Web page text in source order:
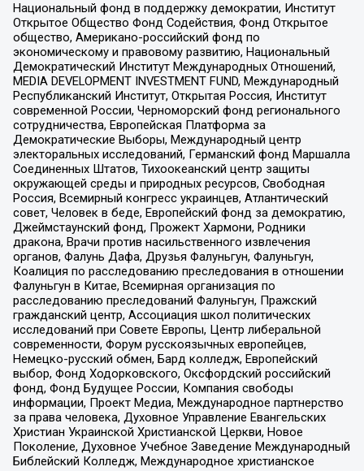
Национальный фонд в поддержку демократии, Институт
Открытое Общество Фонд Содействия, Фонд Открытое
общество, Американо-российский фонд по
экономическому и правовому развитию, Национальный
Демократический Институт Международных Отношений,
MEDIA DEVELOPMENT INVESTMENT FUND, Международный
Республиканский Институт, Открытая Россия, Институт
современной России, Черноморский фонд регионального
сотрудничества, Европейская Платформа за
Демократические Выборы, Международный центр
электоральных исследований, Германский фонд Маршалла
Соединенных Штатов, Тихоокеанский центр защиты
окружающей среды и природных ресурсов, Свободная
Россия, Всемирный конгресс украинцев, Атлантический
совет, Человек в беде, Европейский фонд за демократию,
Джеймстаунский фонд, Прожект Хармони, Родники
дракона, Врачи против насильственного извлечения
органов, Фалунь Дафа, Друзья Фалуньгун, Фалуньгун,
Коалиция по расследованию преследования в отношении
Фалуньгун в Китае, Всемирная организация по
расследованию преследований Фалуньгун, Пражский
гражданский центр, Ассоциация школ политических
исследований при Совете Европы, Центр либеральной
современности, Форум русскоязычных европейцев,
Немецко-русский обмен, Бард колледж, Европейский
выбор, Фонд Ходорковского, Оксфордский российский
фонд, Фонд Будущее России, Компания свободы
информации, Проект Медиа, Международное партнерство
за права человека, Духовное Управление Евангельских
Христиан Украинской Христианской Церкви, Новое
Поколение, Духовное Учебное Заведение Международный
Библейский Колледж, Международное христианское